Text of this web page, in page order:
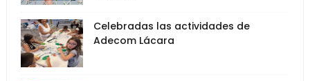
Celebradas las actividades de
Adecom Lácara